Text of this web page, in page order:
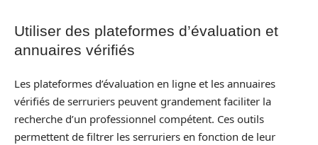
Utiliser des plateformes d’évaluation et
annuaires vérifiés
Les plateformes d’évaluation en ligne et les annuaires
vérifiés de serruriers peuvent grandement faciliter la
recherche d’un professionnel compétent. Ces outils
permettent de filtrer les serruriers en fonction de leur